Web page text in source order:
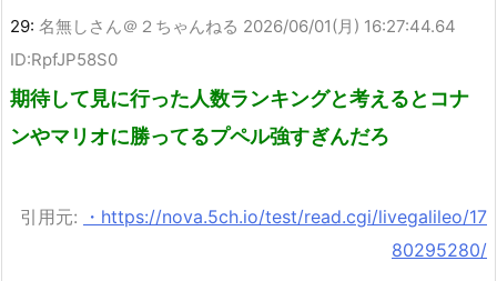
29: 名無しさん＠２ちゃんねる 2026/06/01(月) 16:27:44.64
ID:RpfJP58S0
期待して見に行った人数ランキングと考えるとコナ
ンやマリオに勝ってるプペル強すぎんだろ
引用元:
・https://nova.5ch.io/test/read.cgi/livegalileo/17
80295280/